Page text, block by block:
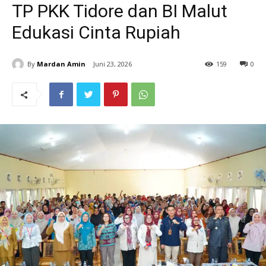
TP PKK Tidore dan BI Malut
Edukasi Cinta Rupiah
By Mardan Amin Juni 23, 2026 0
159